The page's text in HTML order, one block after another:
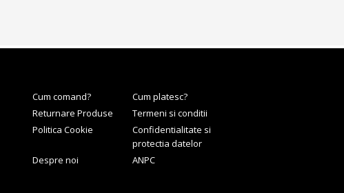
Cum comand?
Cum platesc?
Returnare Produse
Termeni si conditii
Politica Cookie
Confidentialitate si
protectia datelor
Despre noi
ANPC